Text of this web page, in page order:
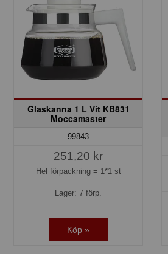
Glaskanna 1 L Vit KB831
Moccamaster
99843
251,20 kr
Hel förpackning = 1*1 st
Lager: 7 förp.
Köp »